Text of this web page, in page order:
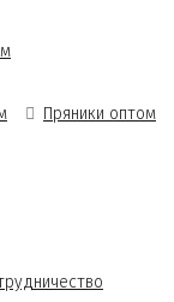
Пряники оптом